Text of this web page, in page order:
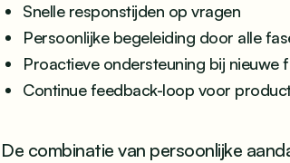
Snelle responstijden op vragen
Persoonlijke begeleiding door alle
Proactieve ondersteuning bij nieuwe
Continue feedback-loop voor
De combinatie van persoonlijke